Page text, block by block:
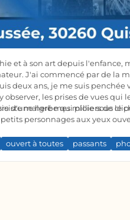
et à son art depuis
J'ai commencé par de la
deux ans, je me suis
observer, les prises de vues
d'une herbe qui ploie sous le
malgré mes milliers de
personnages aux yeux
ouvert à toutes passants